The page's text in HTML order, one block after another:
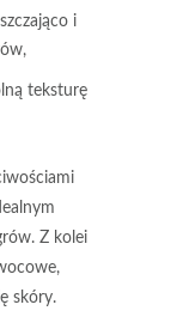
i
teksturę
Z kolei
,
skóry.